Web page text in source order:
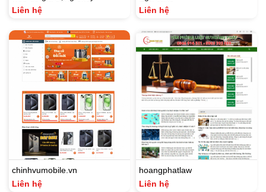
Liên hệ
Liên hệ
chinhvumobile.vn
Liên hệ
hoangphatlaw
Liên hệ